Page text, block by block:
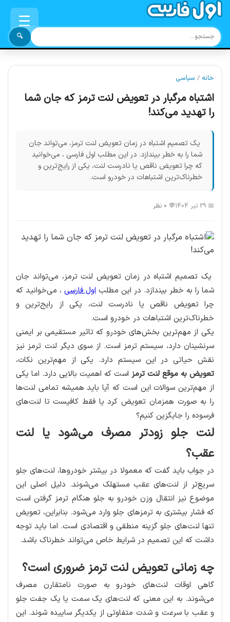
☰
🔍
خانه / سیاسی
اشتباه مرگبار در تعویض لنت ترمز که جان شما
را تهدید می‌کند!
یک تصمیم اشتباه در زمان تعویض لنت ترمز، می‌تواند جان
شما را به خطر بیندازد. در این مطلب اول فارسی ، می‌خوانید
که چرا تعویض ناقص یا نادرست لنت، یکی از رایج‌ترین و
خطرناک‌ترین اشتباهات در خودرو است.
📅 29 تیر 1404 💬 0 نظر
یک تصمیم اشتباه در زمان تعویض لنت ترمز، می‌تواند جان
شما را به خطر بیندازد. در این مطلب اول فارسی ، می‌خوانید که
چرا تعویض ناقص یا نادرست لنت، یکی از رایج‌ترین و
خطرناک‌ترین اشتباهات در خودرو است.
یکی از مهم‌ترین بخش‌های خودرو که تاثیر مستقیمی بر ایمنی
سرنشینان دارد، سیستم ترمز است. از سوی دیگر لنت ترمز نیز
نقش حیاتی در این سیستم دارد. یکی از مهم‌ترین نکات،
تعویض به موقع لنت ترمز است که اهمیت بالایی دارد. اما یکی
از مهم‌ترین سوالات این است که آیا باید همیشه تمامی لنت‌ها
را به صورت همزمان تعویض کرد یا فقط کافیست تا لنت‌های
فرسوده را جایگزین کنیم؟
لنت جلو زودتر مصرف می‌شود یا لنت
عقب؟
در جواب باید گفت که معمولا در بیشتر خودروها، لنت‌های جلو
سریع‌تر از لنت‌های عقب مستهلک می‌شوند. دلیل اصلی این
موضوع نیز انتقال وزن خودرو به جلو هنگام ترمز گرفتن است
که فشار بیشتری به ترمزهای جلو وارد می‌شود. بنابراین، تعویض
تنها لنت‌های جلو گزینه‌ منطقی و اقتصادی است. اما باید توجه
داشت که این تصمیم در شرایط خاص می‌تواند خطرناک باشد.
چه زمانی تعویض لنت ترمز ضروری است؟
گاهی اوقات لنت‌های خودرو به صورت نامتقارن مصرف
می‌شوند. به این معنی که لنت‌های یک سمت یا یک جفت جلو
و عقب با سرعت و شدت متفاوتی از یکدیگر ساییده شوند. این